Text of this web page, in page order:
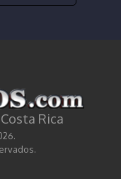
Rica